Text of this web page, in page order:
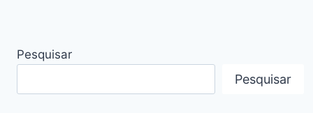
Pesquisar
Pesquisar